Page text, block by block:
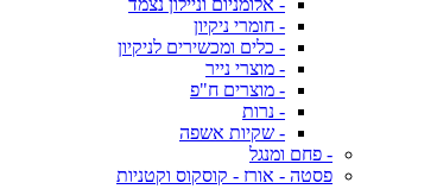
- אלומניום וניילון נצמד
- חומרי ניקיון
- כלים ומכשירים לניקיון
- מוצרי נייר
- מוצרים ח"פ
- נרות
- שקיות אשפה
- פחם ומנגל
פסטה - אורז - קוסקוס וקטניות